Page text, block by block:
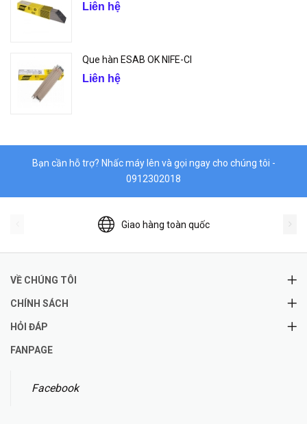
Liên hệ
Que hàn ESAB OK NIFE-CI
Liên hệ
Bạn cần hỗ trợ? Nhấc máy lên và gọi ngay cho chúng tôi -
0912302018
Giao hàng toàn quốc
VỀ CHÚNG TÔI
CHÍNH SÁCH
HỎI ĐÁP
FANPAGE
Facebook